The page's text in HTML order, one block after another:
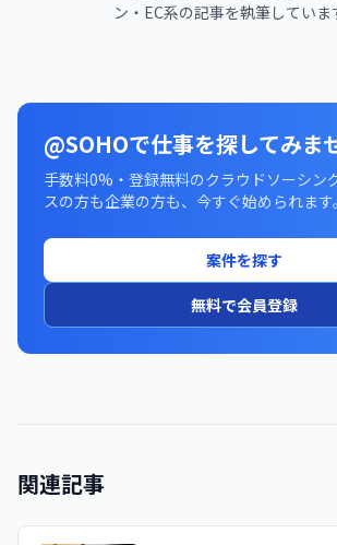
ン・EC系の記事を執筆していま
@SOHOで仕事を探してみま
手数料0%・登録無料のクラウドソーシン
スの方も企業の方も、今すぐ始められます。
案件を探す
無料で会員登録
関連記事